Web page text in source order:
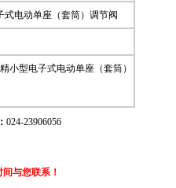
电动单座（套筒）调节阀
小型电子式电动单座（套筒）
024-23906056
与您联系！